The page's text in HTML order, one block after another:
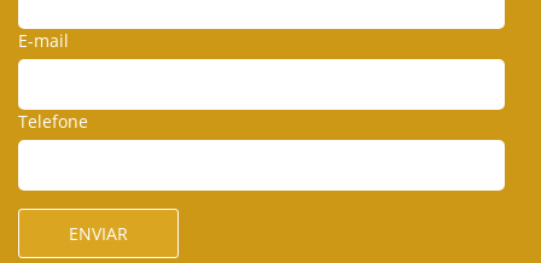
E-mail
Telefone
ENVIAR